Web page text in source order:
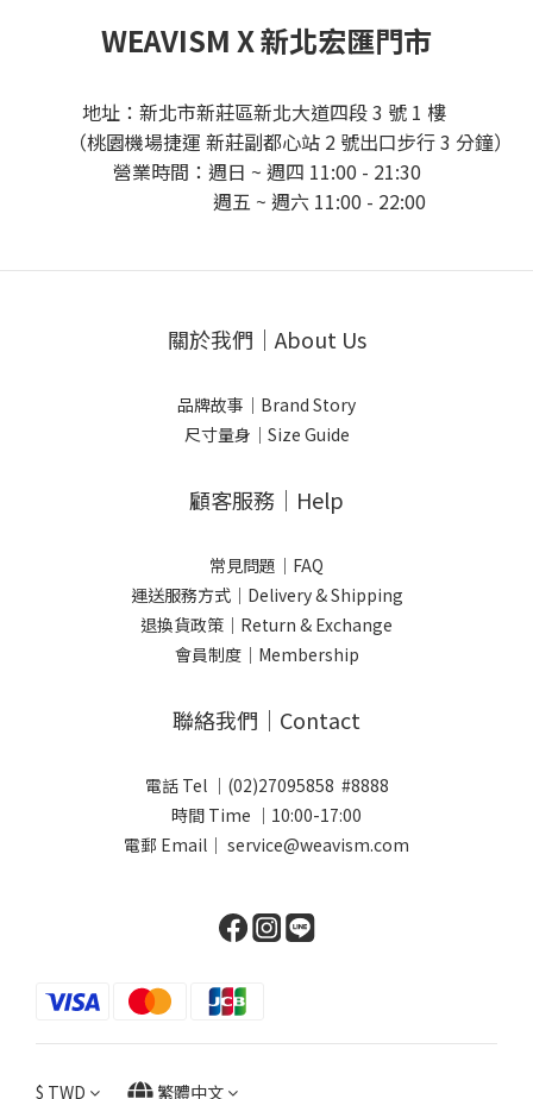
WEAVISM X 新北宏匯門市
地址：新北市新莊區新北大道四段 3 號 1 樓
（桃園機場捷運 新莊副都心站 2 號出口步行 3 分鐘）
營業時間：週日 ~ 週四 11:00 - 21:30
週五 ~ 週六 11:00 - 22:00
關於我們｜About Us
品牌故事｜Brand Story
尺寸量身｜Size Guide
顧客服務｜Help
常見問題｜FAQ
運送服務方式｜Delivery & Shipping
退換貨政策｜Return & Exchange
會員制度｜Membership
聯絡我們｜Contact
電話 Tel ｜(02)27095858 #8888
時間 Time ｜10:00-17:00
電郵 Email｜ service@weavism.com
$ TWD 繁體中文